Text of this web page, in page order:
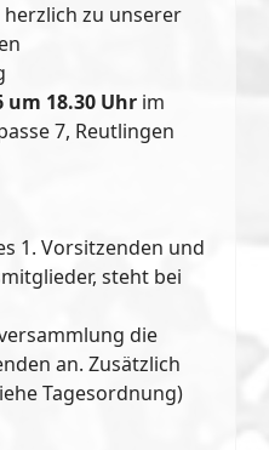
zu unserer
um 18.30 Uhr im
7, Reutlingen
1. Vorsitzenden und
steht bei
die
an. Zusätzlich
Tagesordnung)